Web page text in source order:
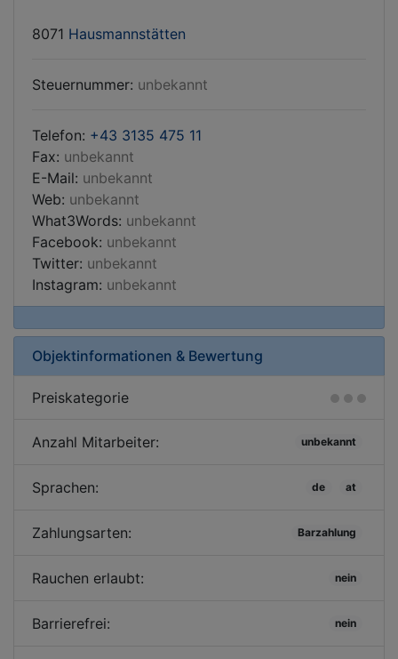
8071 Hausmannstätten
Steuernummer: unbekannt
Telefon: +43 3135 475 11
Fax: unbekannt
E-Mail: unbekannt
Web: unbekannt
What3Words: unbekannt
Facebook: unbekannt
Twitter: unbekannt
Instagram: unbekannt
Objektinformationen & Bewertung
Preiskategorie
Anzahl Mitarbeiter: unbekannt
Sprachen: de at
Zahlungsarten: Barzahlung
Rauchen erlaubt: nein
Barrierefrei: nein